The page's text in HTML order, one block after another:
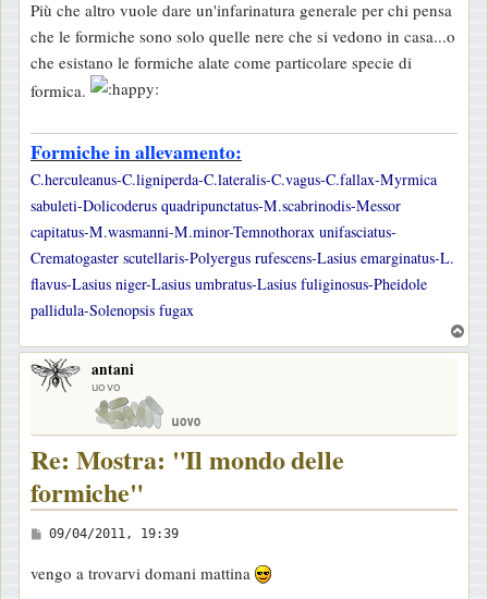
g
i
o
Più che altro vuole dare un'infarinatura generale per chi pensa
che le formiche sono solo quelle nere che si vedono in casa...o
che esistano le formiche alate come particolare specie di
formica.
Formiche in allevamento:
C.herculeanus-C.ligniperda-C.lateralis-C.vagus-C.fallax-Myrmica
sabuleti-Dolicoderus quadripunctatus-M.scabrinodis-Messor
capitatus-M.wasmanni-M.minor-Temnothorax unifasciatus-
Crematogaster scutellaris-Polyergus rufescens-Lasius emarginatus-L.
flavus-Lasius niger-Lasius umbratus-Lasius fuliginosus-Pheidole
pallidula-Solenopsis fugax
o
antani
uovo
Re: Mostra: "Il mondo delle
formiche"
M
s
09/04/2011, 19:39
vengo a trovarvi domani mattina